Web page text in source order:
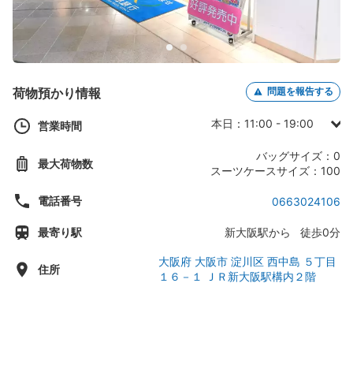
荷物預かり情報 問題を報告する
営業時間
本日：11:00 - 19:00
月曜日：11:00 - 19:00
木曜日：11:00 - 19:00
金曜日：11:00 - 19:00
土曜日：11:00 - 19:00
最大荷物数
バッグサイズ：0
スーツケースサイズ：100
電話番号 0663024106
最寄り駅 新大阪駅から 徒歩0分
住所
大阪府 大阪市 淀川区 西中島 ５丁目
１６－１ ＪＲ新大阪駅構内２階